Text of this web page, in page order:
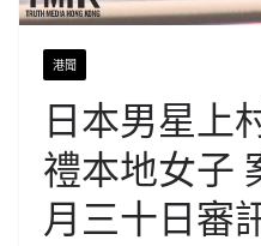
港聞
日本男星上
禮本地女子
月三十日審